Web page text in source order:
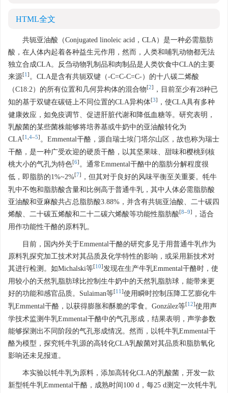
HTML全文
共轭亚油酸（Conjugated linoleic acid，CLA）是一种必需脂肪
酸，在人体内起着各种益生元作用，然而，人类和哺乳动物都无法
独立合成CLA。反刍动物乳制品和肉制品是人类饮食中CLA的主要
来源[1 ] 。CLA是含有共轭双键（-C=C-C=C-）的十八碳二烯酸
（C18:2）的所有位置和几何异构体的混合物[2]
，目前至少有28种已
知的基于双键在碳链上不同位置的CLA异构体[3]
，使CLA具有多种
健康效应，如免疫调节、促进肝脏代谢和降低血糖等。研究表明，
乳酸菌的某些菌株能够将培养基或牛奶中的亚油酸转化为
CLA[1 4–5] 。Emmental干酪，源自瑞士埃门塔尔山区，故也称为瑞士
干酪，是一种广受欢迎的硬质干酪，以其坚果味、甜味和樱桃到核
桃大小的气孔为特色[6] 。通常Emmental干酪中的脂肪分解程度很
低，即脂肪的1%~2%[7]
，但其对于良好的风味平衡至关重要。牦牛
乳中不饱和脂肪酸含量和比例高于普通牛乳，其中人体必需脂肪酸
亚油酸和亚麻酸共占总脂肪酸3.88%，并含有共轭亚油酸、二十碳四
烯酸、二十碳五烯酸和二十二碳六烯酸等功能性脂肪酸[8–9]
，适合
用作功能性干酪的原料乳。
目前，国内外关于Emmental干酪的研究多见于用普通牛乳作为
原料乳探究加工技术对其品质及化学特性的影响，或采用新技术对
其进行检测。如Michalski等[10]发现在生产牛乳Emmental干酪时，使
用较小的天然乳脂肪球比控制生牛奶中的天然乳脂肪球，能带来更
好的功能和感官品质。Sulaiman等[11 ]使用瞬时控制压降工艺膨化牛
乳Emmental干酪，以获得膨胀和酥脆的零食。González等[12]使用声
学技术监测牛乳Emmental干酪中的气孔形成，结果表明，声学参数
能够探测出不同阶段的气孔形成情况。然而，以牦牛乳Emmental干
酪为模型，探究牦牛乳源的高转化CLA乳酸菌对其品质和脂肪氧化
影响还未见报道。
本实验以牦牛乳为原料，添加高转化CLA的乳酸菌，开发一款
新型牦牛乳Emmental干酪，成熟时间100 d，每25 d测定一次牦牛乳